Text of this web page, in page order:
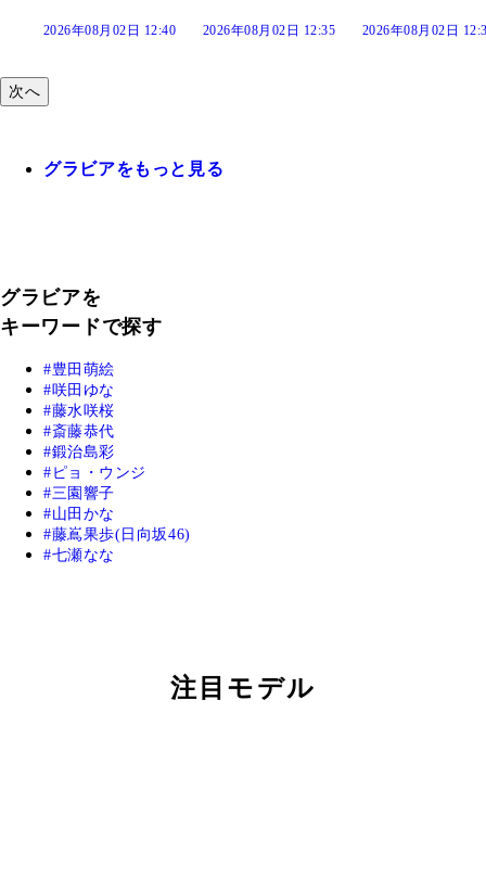
2026年08月02日 12:35 2026年08月02日 12:30 2026年08月02日
次へ
グラビアをもっと見る
グラビアを
キーワードで探す
豊田萌絵
咲田ゆな
藤水咲桜
斎藤恭代
鍛治島彩
ピョ・ウンジ
三園響子
山田かな
藤嶌果歩(日向坂46)
七瀬なな
注目モデル